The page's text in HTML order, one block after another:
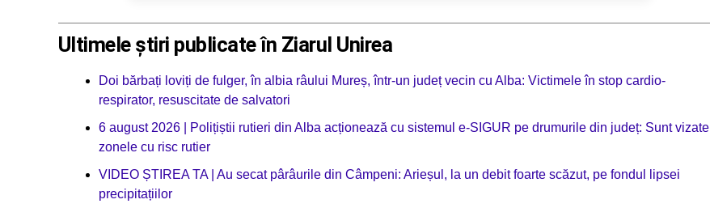
Ultimele știri publicate în Ziarul Unirea
Doi bărbați loviți de fulger, în albia râului Mureș, într-un județ vecin cu Alba: Victimele în stop cardio-
respirator, resuscitate de salvatori
6 august 2026 | Polițiștii rutieri din Alba acționează cu sistemul e-SIGUR pe drumurile din județ: Sunt vizate
zonele cu risc rutier
VIDEO ȘTIREA TA | Au secat pârâurile din Câmpeni: Arieșul, la un debit foarte scăzut, pe fondul lipsei
precipitațiilor